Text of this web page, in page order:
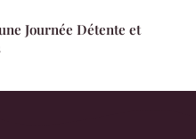
Journée Détente et